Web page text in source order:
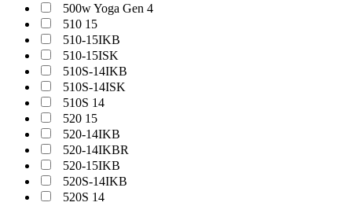
500w Yoga Gen 4
510 15
510-15IKB
510-15ISK
510S-14IKB
510S-14ISK
510S 14
520 15
520-14IKB
520-14IKBR
520-15IKB
520S-14IKB
520S 14